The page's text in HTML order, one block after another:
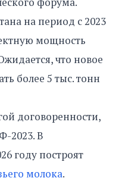
на период с 2023
мощность
что новое
более 5 тыс. тонн
договоренности,
2023. В
году построят
молока.